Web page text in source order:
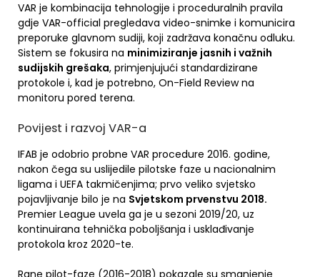
VAR je kombinacija tehnologije i proceduralnih pravila
gdje VAR-official pregledava video-snimke i komunicira
preporuke glavnom sudiji, koji zadržava konačnu odluku.
Sistem se fokusira na minimiziranje jasnih i važnih
sudijskih grešaka, primjenjujući standardizirane
protokole i, kad je potrebno, On-Field Review na
monitoru pored terena.
Povijest i razvoj VAR-a
IFAB je odobrio probne VAR procedure 2016. godine,
nakon čega su uslijedile pilotske faze u nacionalnim
ligama i UEFA takmičenjima; prvo veliko svjetsko
pojavljivanje bilo je na Svjetskom prvenstvu 2018.
Premier League uvela ga je u sezoni 2019/20, uz
kontinuirana tehnička poboljšanja i usklađivanje
protokola kroz 2020-te.